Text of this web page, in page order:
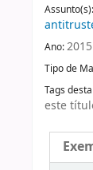
Assunto(s):
Ano:2015
Tipo de
Tags
este